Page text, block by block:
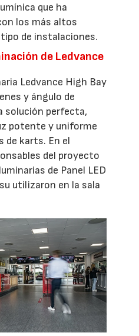
que ha
los más altos
de instalaciones.
de Ledvance
Ledvance High Bay
y ángulo de
solución perfecta,
potente y uniforme
de karts. En el
del proyecto
de Panel LED
utilizaron en la sala